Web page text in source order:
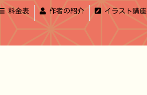
料金表 作者の紹介 イラスト講座